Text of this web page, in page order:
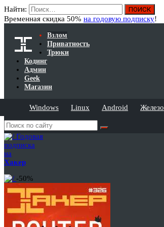
Найти:
Временная скидка 50% на годовую подписку!
Взлом
Приватность
Трюки
Кодинг
Админ
Geek
Магазин
Windows Linux Android Железо
Годовая
подписка
на
Хакер
-50%